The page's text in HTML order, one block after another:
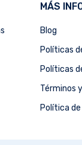
MÁS
Blog
Políticas
Políticas
Términos
Política